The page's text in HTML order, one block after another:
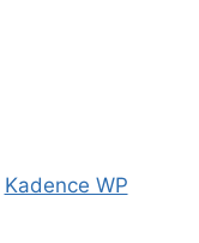
Kadence WP